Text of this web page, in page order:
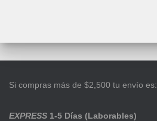
Si compras más de $2,500 tu envío es:
EXPRESS 1-5 Días (Laborables)